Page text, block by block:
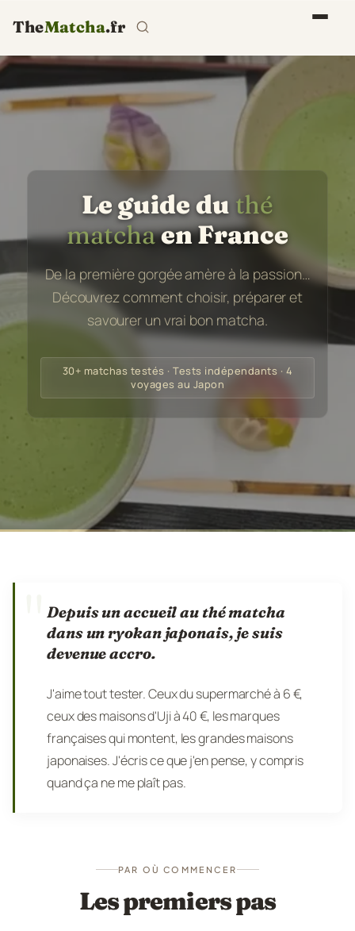
TheMatcha.fr
Le guide du thé
matchaen France
De la première gorgée amère à la passion…
Découvrez comment choisir, préparer et
savourer un vrai bon matcha.
30+ matchas testés · Tests indépendants · 4
voyages au Japon
Depuis un accueil au thé matcha
dans un ryokan japonais, je suis
devenue accro.
J'aime tout tester. Ceux du supermarché à 6 €,
ceux des maisons d'Uji à 40 €, les marques
françaises qui montent, les grandes maisons
japonaises. J'écris ce que j'en pense, y compris
quand ça ne me plaît pas.
PAR OÙ COMMENCER
Les premiers pas